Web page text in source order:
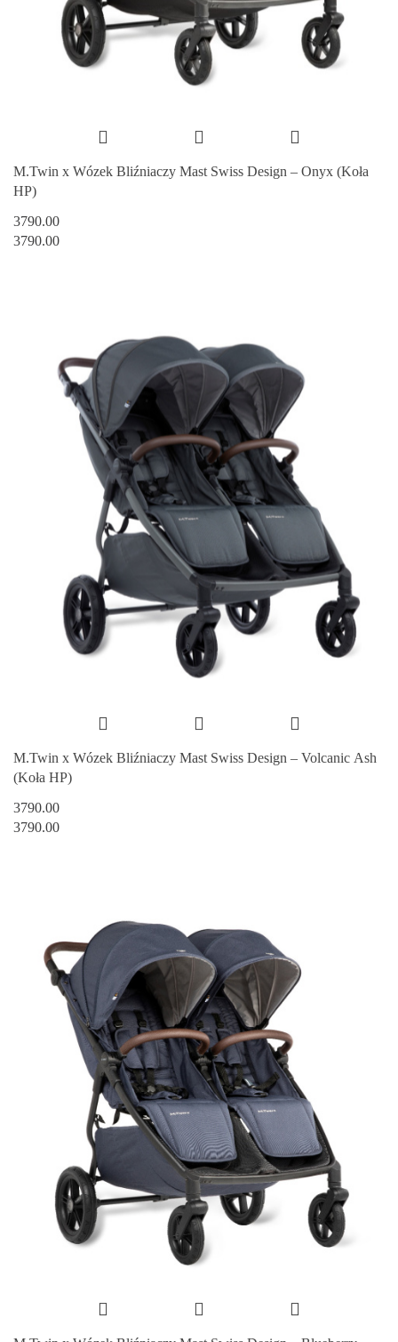
M.Twin x Wózek Bliźniaczy Mast Swiss Design – Onyx (Koła
HP)
3790.00
3790.00
M.Twin x Wózek Bliźniaczy Mast Swiss Design – Volcanic Ash
(Koła HP)
3790.00
3790.00